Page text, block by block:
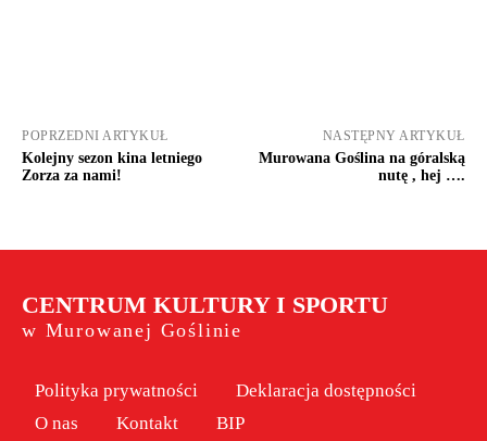
POPRZEDNI ARTYKUŁ
Kolejny sezon kina letniego
Zorza za nami!
NASTĘPNY ARTYKUŁ
Murowana Goślina na góralską
nutę , hej ….
CENTRUM KULTURY I SPORTU
w Murowanej Goślinie
Polityka prywatności
Deklaracja dostępności
O nas
Kontakt BIP